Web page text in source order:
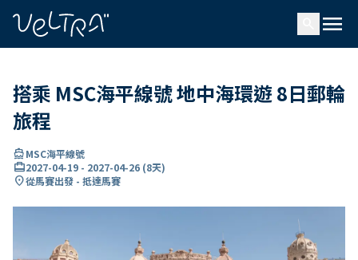
menu
搭乘 MSC海平線號 地中海環遊 8日郵輪
旅程
directions_boatMSC海平線號
card_travel2027-04-19 - 2027-04-26 (8天)
location_on從馬賽出發 - 抵達馬賽